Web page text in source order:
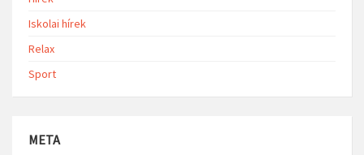
Iskolai hírek
Relax
Sport
META